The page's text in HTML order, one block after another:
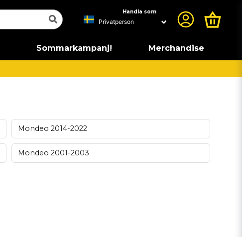
Handla som
Sommarkampanj! Merchandise
Mondeo 2014-2022
Mondeo 2001-2003